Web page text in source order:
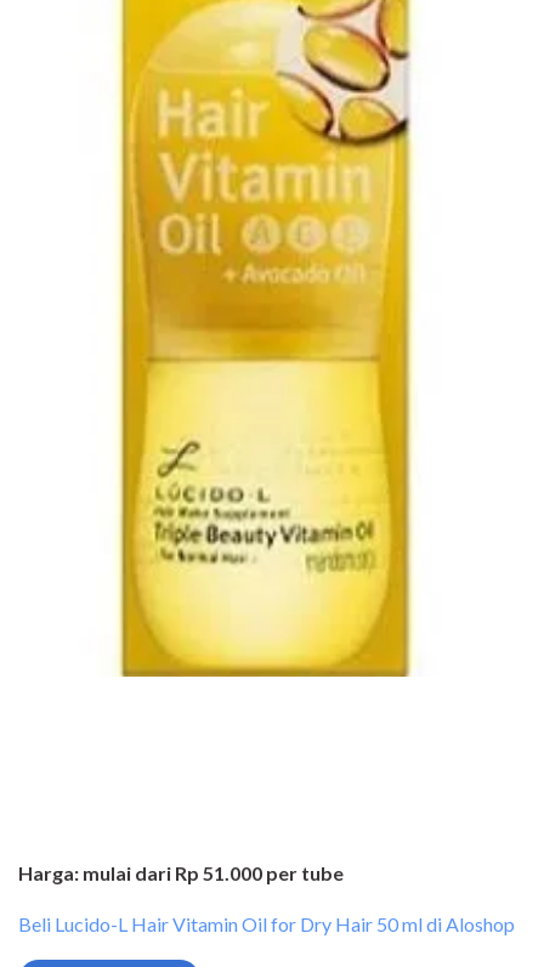
Harga: mulai dari Rp 51.000 per tube
Beli Lucido-L Hair Vitamin Oil for Dry Hair 50 ml di Aloshop